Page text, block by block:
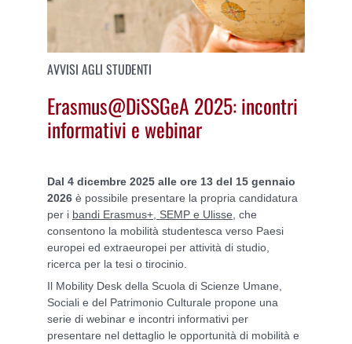
AVVISI AGLI STUDENTI
Erasmus@DiSSGeA 2025: incontri
informativi e webinar
Dal 4 dicembre 2025 alle ore 13 del 15 gennaio
2026 è possibile presentare la propria candidatura
per i bandi Erasmus+, SEMP e Ulisse , che
consentono la mobilità studentesca verso Paesi
europei ed extraeuropei per attività di studio,
ricerca per la tesi o tirocinio.
Il Mobility Desk della Scuola di Scienze Umane,
Sociali e del Patrimonio Culturale propone una
serie di webinar e incontri informativi per
presentare nel dettaglio le opportunità di mobilità e